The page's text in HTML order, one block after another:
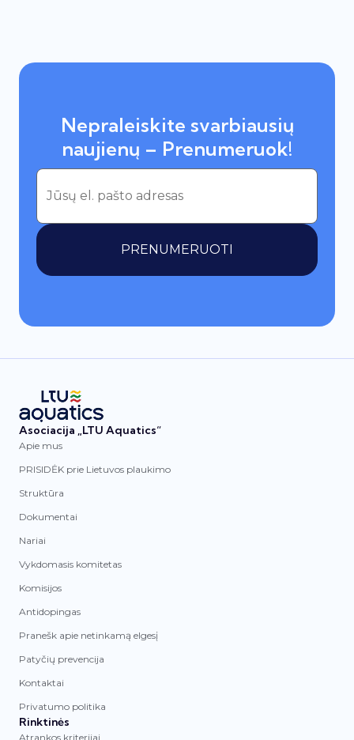
Nepraleiskite svarbiausių
naujienų – Prenumeruok!
PRENUMERUOTI
Asociacija „LTU Aquatics“
Apie mus
PRISIDĖK prie Lietuvos plaukimo
Struktūra
Dokumentai
Nariai
Vykdomasis komitetas
Komisijos
Antidopingas
Pranešk apie netinkamą elgesį
Patyčių prevencija
Kontaktai
Privatumo politika
Rinktinės
Atrankos kriterijai